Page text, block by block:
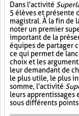
Dans l'activité
5 élèves et présente
magistral. À la fin de
noter un premier
important de la
équipes de partager
ce qui permet de
choix et les
leur demandant de
le plus utile, le plus
somme, l'activité
leurs apprentissages
sous différents points